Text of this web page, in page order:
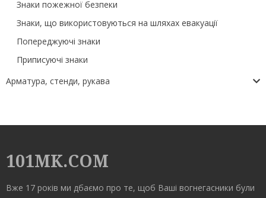
Знаки пожежної безпеки
Знаки, що використовуються на шляхах евакуації
Попереджуючі знаки
Приписуючі знаки
Арматура, стенди, рукава
101MK.COM
Вже 17 років ми дбаємо про те, щоб Ваші вогнегасники були